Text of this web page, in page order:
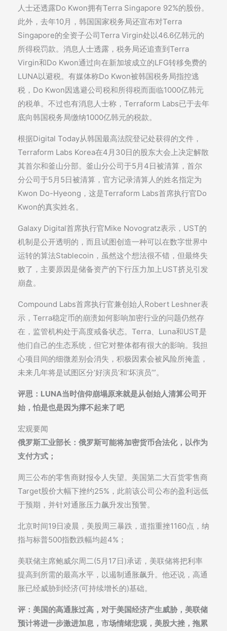
人士还透露Do Kwon拥有Terra Singapore 92%的股份。
此外，去年10月，韩国国家税务局还宣布对Terra
Singapore的全资子公司Terra Virgin处以46.6亿韩元的
所得税罚款。消息人士透露，税务局还追查到Terra
Virgin和Do Kwon通过向在新加坡成立的LFG转移免费的
LUNA以避税。有媒体称Do Kwon被韩国税务局指控逃
税，Do Kwon因逃避公司税和所得税而面临1000亿韩元
的税单。不过也有消息人士称，Terraform Labs已于去年
底向韩国税务局缴纳1000亿韩元的税款。
根据Digital Today从韩国最高法院登记处获得的文件，
Terraform Labs Korea在4月30日的股东大会上决定解散
其首尔和釜山分部。釜山分公司于5月4日被清算，首尔
分公司于5月5日被清算，官方记录清算人的姓名指定为
Kwon Do-Hyeong，这是Terraform Labs首席执行官Do
Kwon的真实姓名。
Galaxy Digital首席执行官Mike Novogratz表示，UST的
机制是公开透明的，而且试图创造一种可以在数字世界中
运转的算法Stablecoin，虽然这个想法很不错，但最终失
败了，主要原因是储备资产的下行压力加上UST挤兑引发
崩盘。
Compound Labs首席执行官兼创始人Robert Leshner表
示，Terra稳定币的崩溃如何影响加密行业的问题仍然存
在，监管机构处于高度戒备状态。Terra、Luna和UST是
他们自己的生态系统，但它对整体都有很大的影响。我担
心项目间的细微差别会消失，积极因素会被风险所掩盖，
未来几年将是试图区分‘好演员’和‘坏演员’”。
评思：LUNA当时信仰崩塌原来就是从创始人清算公司开
始，怕是也是因为撑不起来了吧
宏观要闻
俄罗斯工业部长：俄罗斯可能将加密货币合法化，以作为
支付方式；
周三公布的零售商财报令人失望。美国第二大百货零售商
Target股价大幅下挫约25%，此前该公司公布的盈利远低
于预期，并针对通胀压力飙升发出预警。
北京时间19日凌晨，美股周三暴跌，道指重挫1160点，纳
指与标普500指数跌幅均超4%；
美联储主席鲍威尔周二(5月17日)承诺，美联储将把利率
提高到所需的最高水平，以遏制通胀飙升。他还说，高通
胀已经威胁到经济(可持续增长的)基础。
评：美国的高通胀过高，对于美国经济产生威胁，美联储
预计将进一步激进加息，市场情绪悲观，美股大挫，拖累